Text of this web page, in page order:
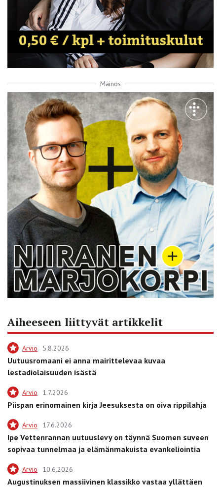
Mainos
Aiheeseen liittyvät artikkelit
Arvio 5.8.2026
Uutuusromaani ei anna mairittelevaa kuvaa
lestadiolaisuuden isästä
Arvio 1.7.2026
Piispan erinomainen kirja Jeesuksesta on oiva rippilahja
Arvio 17.6.2026
Ipe Vettenrannan uutuuslevy on täynnä Suomen suveen
sopivaa tunnelmaa ja elämänmakuista evankeliointia
Arvio 10.6.2026
Augustinuksen massiivinen klassikko vastaa yllättäen